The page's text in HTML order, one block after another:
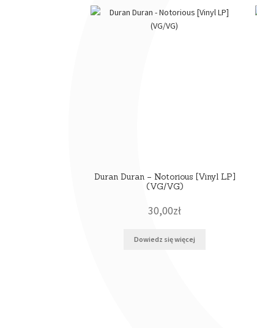
Duran Duran – Notorious [Vinyl LP]
(VG/VG)
30,00zł
Dowiedz się więcej